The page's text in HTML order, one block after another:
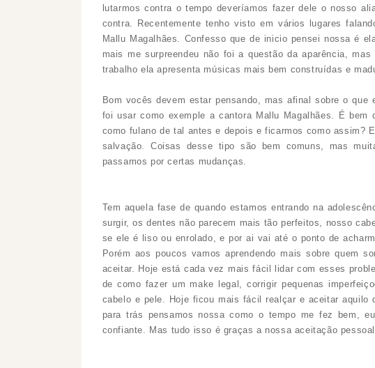
lutarmos contra o tempo deveríamos fazer dele o nosso
contra.
Recentemente tenho visto em vários lugares
Mallu Magalhães. Confesso que de inicio pensei nossa é
mais me surpreendeu não foi a questão daaparência ,
trabalho ela apresenta músicas mais bem construídas e
Bom vocês devem estar pensando, mas afinal sobre o
foi usar como exemple a cantora Mallu Magalhães.
É bem
como fulano de tal antes e depois e ficarmos como assim?
salvação. Coisas desse tipo são bem comuns, mas
passamos por certas mudanças.
Tem aquela fase de quando estamos entrando na
surgir, os dentes não parecem mais tão perfeitos, nosso
se ele é liso ou enrolado, e por ai vai até o ponto de
Porém aos poucos vamos aprendendo mais sobre quem
aceitar. Hoje está cada vez mais fácil lidar com esses
de como fazer um make legal, corrigir pequenas
cabelo e pele. Hoje ficou mais fácil realçar e aceitar aquilo
para trás pensamos nossa como o tempo me fez bem,
confiante. Mas tudo isso é graças a nossa aceitação pessoal.